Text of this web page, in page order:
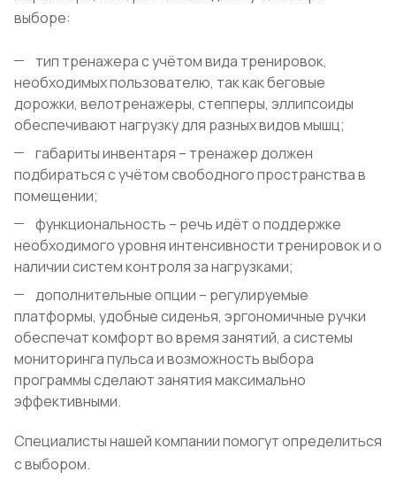
выборе:
тип тренажера с учётом вида тренировок,
необходимых пользователю, так как беговые
дорожки, велотренажеры, степперы, эллипсоиды
обеспечивают нагрузку для разных видов мышц;
габариты инвентаря – тренажер должен
подбираться с учётом свободного пространства в
помещении;
функциональность – речь идёт о поддержке
необходимого уровня интенсивности тренировок и о
наличии систем контроля за нагрузками;
дополнительные опции – регулируемые
платформы, удобные сиденья, эргономичные ручки
обеспечат комфорт во время занятий, а системы
мониторинга пульса и возможность выбора
программы сделают занятия максимально
эффективными.
Специалисты нашей компании помогут определиться
с выбором.